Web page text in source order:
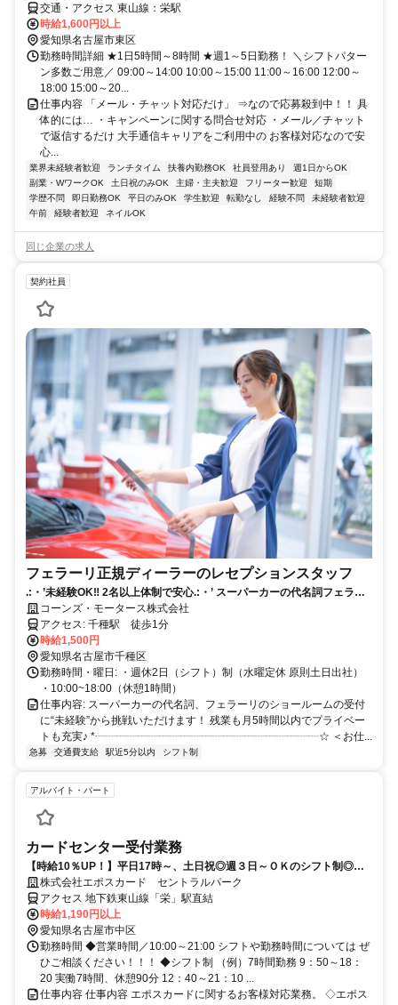
交通・アクセス 東山線：栄駅
時給1,600円以上
愛知県名古屋市東区
勤務時間詳細 ★1日5時間～8時間 ★週1～5日勤務！ ＼シフトパター
ン多数ご用意／ 09:00～14:00 10:00～15:00 11:00～16:00 12:00～
18:00 15:00～20...
仕事内容 「メール・チャット対応だけ」 ⇒なので応募殺到中！！ 具
体的には… ・キャンペーンに関する問合せ対応 ・メール／チャット
で返信するだけ 大手通信キャリアをご利用中の お客様対応なので安
心...
業界未経験者歓迎 ランチタイム 扶養内勤務OK 社員登用あり
週1日からOK
副業・WワークOK
土日祝のみOK 主婦・主夫歓迎 フリーター歓迎
短期
学歴不問
即日勤務OK 平日のみOK 学生歓迎 転勤なし 経験不問
未経験者歓迎
午前
経験者歓迎 ネイルOK
同じ企業の求人
契約社員
フェラーリ正規ディーラーのレセプションスタッフ
.:・’未経験OK‼ 2名以上体制で安心.:・’ スーパーカーの代名詞フェラー
リのショールームで働く✴︎駅チカ徒歩1分✴︎
コーンズ・モータース株式会社
アクセス: 千種駅 徒歩1分
時給1,500円
愛知県名古屋市千種区
勤務時間・曜日: ・週休2日（シフト）制（水曜定休 原則土日出社）
・10:00~18:00（休憩1時間）
仕事内容: スーパーカーの代名詞、フェラーリのショールームの受付
に“未経験”から挑戦いただけます！ 残業も月5時間以内でプライベー
トも充実♪ *┈┈┈┈┈┈┈┈┈┈┈┈┈┈┈┈┈┈┈┈┈☆ ＜お仕...
急募 交通費支給 駅近5分以内 シフト制
アルバイト・パート
カードセンター受付業務
【時給10％UP！】平日17時～、土日祝◎週３日～ＯＫのシフト制◎交
通費支給◎
株式会社エポスカード セントラルパーク
アクセス 地下鉄東山線「栄」駅直結
時給1,190円以上
愛知県名古屋市中区
勤務時間 ◆営業時間／10:00～21:00 シフトや勤務時間については ぜ
ひご相談ください！！！ ◆シフト制 （例）7時間勤務 9：50～18：
20 実働7時間、休憩90分 12：40～21：10 ...
仕事内容 仕事内容 エポスカードに関するお客様対応業務。 ◇エポス